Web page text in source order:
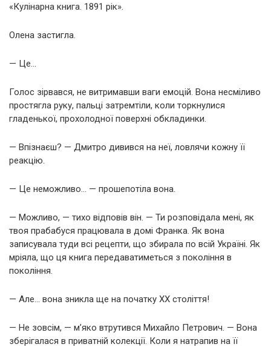
«Кулінарна книга. 1891 рік».
Олена застигла.
— Це…
Голос зірвався, не витримавши ваги емоцій. Вона несміливо
простягла руку, пальці затремтіли, коли торкнулися
гладенької, прохолодної поверхні обкладинки.
— Впізнаєш? — Дмитро дивився на неї, ловлячи кожну її
реакцію.
— Це неможливо… — прошепотіла вона.
— Можливо, — тихо відповів він. — Ти розповідала мені, як
твоя прабабуся працювала в домі Франка. Як вона
записувала туди всі рецепти, що збирала по всій Україні. Як
мріяла, що ця книга передаватиметься з покоління в
покоління.
— Але… вона зникла ще на початку XX століття!
— Не зовсім, — м’яко втрутився Михайло Петрович. — Вона
зберігалася в приватній колекції. Коли я натрапив на її